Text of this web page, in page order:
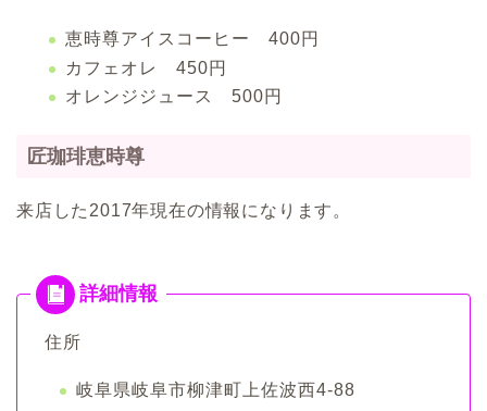
恵時尊アイスコーヒー 400円
カフェオレ 450円
オレンジジュース 500円
匠珈琲恵時尊
来店した2017年現在の情報になります。
住所
岐阜県岐阜市柳津町上佐波西4-88